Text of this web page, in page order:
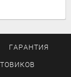
ГАРАНТИЯ